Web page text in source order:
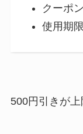
クーポ
使用期
500円引きが上